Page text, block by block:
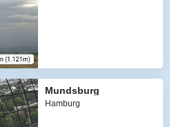
Mundsburg
Hamburg